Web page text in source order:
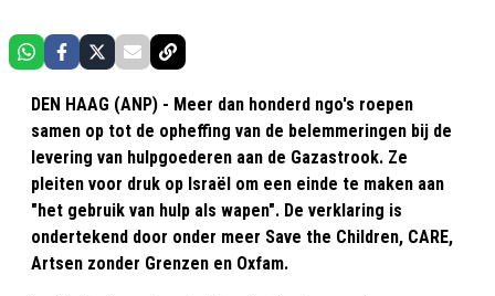
DEN HAAG (ANP) - Meer dan honderd ngo's roepen
samen op tot de opheffing van de belemmeringen bij de
levering van hulpgoederen aan de Gazastrook. Ze
pleiten voor druk op Israël om een einde te maken aan
"het gebruik van hulp als wapen". De verklaring is
ondertekend door onder meer Save the Children, CARE,
Artsen zonder Grenzen en Oxfam.